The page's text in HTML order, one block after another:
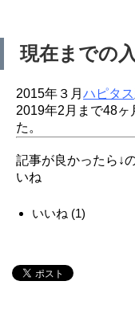
現在までの
2015年３月 ハピタス
2019年2月まで48ヶ
た。
記事が良かったら↓
いね
いいね (1)